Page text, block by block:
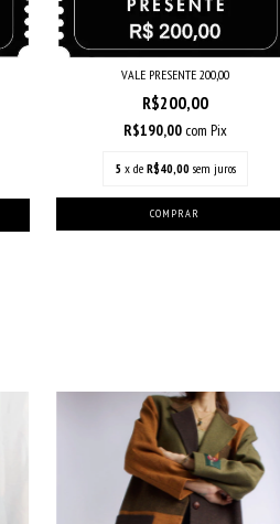
VALE PRESENTE 200,00
R$200,00
R$190,00 com Pix
5 x de R$40,00 sem juros